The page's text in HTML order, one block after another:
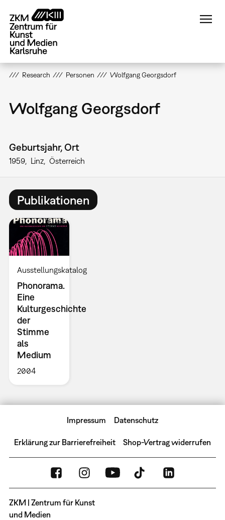
zum
Inhalt
Research Personen Wolfgang Georgsdorf
Wolfgang Georgsdorf
Geburtsjahr, Ort
1959 Linz Österreich
Publikationen
Ausstellungskatalog
Phonorama.
Eine
Kulturgeschichte
der
Stimme
als
Medium
2004
Impressum Datenschutz
Erklärung zur Barrierefreiheit Shop-Vertrag widerrufen
ZKM | Zentrum für Kunst
und Medien